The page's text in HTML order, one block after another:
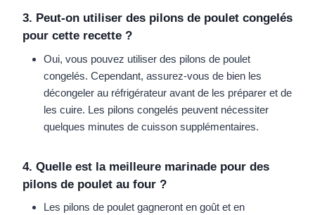
3. Peut-on utiliser des pilons de poulet congelés
pour cette recette ?
Oui, vous pouvez utiliser des pilons de poulet
congelés. Cependant, assurez-vous de bien les
décongeler au réfrigérateur avant de les préparer et de
les cuire. Les pilons congelés peuvent nécessiter
quelques minutes de cuisson supplémentaires.
4. Quelle est la meilleure marinade pour des
pilons de poulet au four ?
Les pilons de poulet gagneront en goût et en